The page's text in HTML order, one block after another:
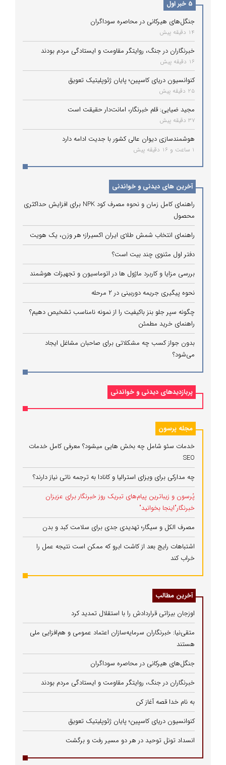
5 خبر اول
جنگل‌های هیرکانی در محاصره سوداگران
14 دقیقه پیش
خبرنگاران در جنگ، روایتگر مقاومت و ایستادگی مردم بودند
16 دقیقه پیش
کنوانسیون دریای کاسپین؛ پایان ژئوپلیتیک تعویق
25 دقیقه پیش
مجید ضیایی: قلم خبرنگار، امانت‌دار حقیقت است
37 دقیقه پیش
هوشمندسازی دیوان عالی کشور با جدیت ادامه دارد
1 ساعت و 16 دقیقه پیش
آخرین های دیدنی و خواندنی
راهنمای کامل زمان و نحوه مصرف کود NPK برای افزایش حداکثری
محصول
راهنمای انتخاب شمش طلای ایران اکسیراز؛ هر وزن، یک هویت
دفتر اول مثنوی چند بیت است؟
بررسی مزایا و کاربرد ماژول ها در اتوماسیون و تجهیزات هوشمند
نحوه پیگیری جریمه دوربینی در ۲ مرحله
چگونه سپر جلو بنز باکیفیت را از نمونه نامناسب تشخیص دهیم؟
راهنمای خرید مطمئن
بدون جواز کسب چه مشکلاتی برای صاحبان مشاغل ایجاد
می‌شود؟
پربازدیدهای دیدنی و خواندنی
مجله پرسون
خدمات سئو شامل چه بخش هایی میشود؟ معرفی کامل خدمات
SEO
چه مدارکی برای ویزای استرالیا و کانادا به ترجمه ناتی نیاز دارند؟
پُرسون و زیباترین پیام‌های تبریک روز خبرنگار برای عزیزان
خبرنگار"اینجا بخوانید"
مصرف الکل و سیگار؛ تهدیدی جدی برای سلامت کبد و بدن
اشتباهات رایج بعد از کاشت ابرو که ممکن است نتیجه عمل را
خراب کند
آخرین مطالب
اوزجان بیزاتی قراردادش را با استقلال تمدید کرد
متقی‌نیا: خبرنگاران سرمایه‌سازان اعتماد عمومی و هم‌افزایی ملی
هستند
جنگل‌های هیرکانی در محاصره سوداگران
خبرنگاران در جنگ، روایتگر مقاومت و ایستادگی مردم بودند
به نام خدا قصه آغاز کن
کنوانسیون دریای کاسپین؛ پایان ژئوپلیتیک تعویق
انسداد تونل توحید در هر دو مسیر رفت و برگشت